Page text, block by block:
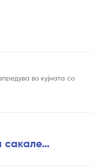
во кујната со
сакале…